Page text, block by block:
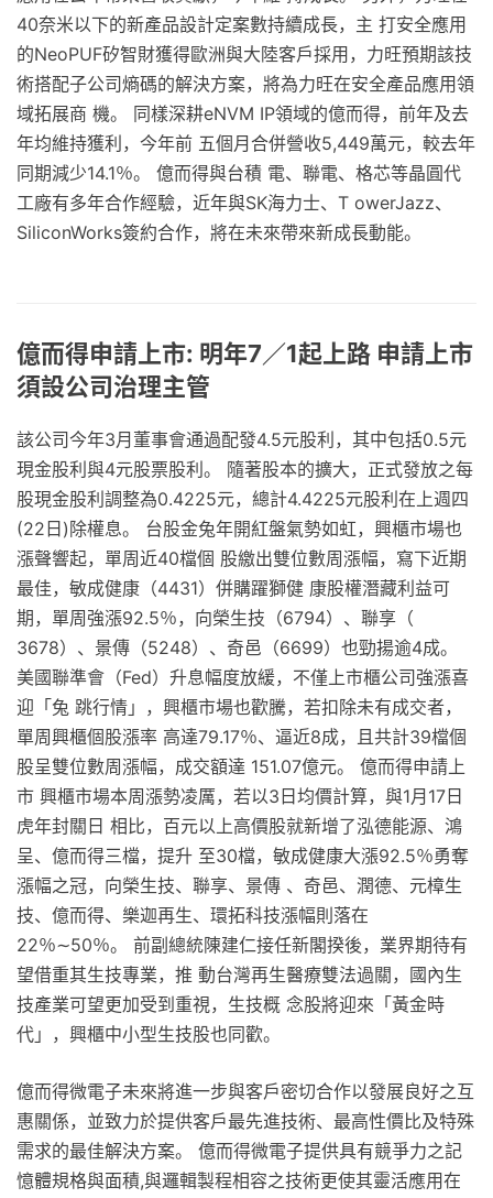
40奈米以下的新產品設計定案數持續成長，主 打安全應用
的NeoPUF矽智財獲得歐洲與大陸客戶採用，力旺預期該技
術搭配子公司熵碼的解決方案，將為力旺在安全產品應用領
域拓展商 機。 同樣深耕eNVM IP領域的億而得，前年及去
年均維持獲利，今年前 五個月合併營收5,449萬元，較去年
同期減少14.1％。 億而得與台積 電、聯電、格芯等晶圓代
工廠有多年合作經驗，近年與SK海力士、T owerJazz、
SiliconWorks簽約合作，將在未來帶來新成長動能。
億而得申請上市: 明年7／1起上路 申請上市
須設公司治理主管
該公司今年3月董事會通過配發4.5元股利，其中包括0.5元
現金股利與4元股票股利。 隨著股本的擴大，正式發放之每
股現金股利調整為0.4225元，總計4.4225元股利在上週四
(22日)除權息。 台股金兔年開紅盤氣勢如虹，興櫃市場也
漲聲響起，單周近40檔個 股繳出雙位數周漲幅，寫下近期
最佳，敏成健康（4431）併購躍獅健 康股權潛藏利益可
期，單周強漲92.5％，向榮生技（6794）、聯享（
3678）、景傳（5248）、奇邑（6699）也勁揚逾4成。
美國聯準會（Fed）升息幅度放緩，不僅上市櫃公司強漲喜
迎「兔 跳行情」，興櫃市場也歡騰，若扣除未有成交者，
單周興櫃個股漲率 高達79.17％、逼近8成，且共計39檔個
股呈雙位數周漲幅，成交額達 151.07億元。 億而得申請上
市 興櫃市場本周漲勢凌厲，若以3日均價計算，與1月17日
虎年封關日 相比，百元以上高價股就新增了泓德能源、鴻
呈、億而得三檔，提升 至30檔，敏成健康大漲92.5％勇奪
漲幅之冠，向榮生技、聯享、景傳 、奇邑、潤德、元樟生
技、億而得、樂迦再生、環拓科技漲幅則落在
22％∼50％。 前副總統陳建仁接任新閣揆後，業界期待有
望借重其生技專業，推 動台灣再生醫療雙法過關，國內生
技產業可望更加受到重視，生技概 念股將迎來「黃金時
代」，興櫃中小型生技股也同歡。
億而得微電子未來將進一步與客戶密切合作以發展良好之互
惠關係，並致力於提供客戶最先進技術、最高性價比及特殊
需求的最佳解決方案。 億而得微電子提供具有競爭力之記
憶體規格與面積,與邏輯製程相容之技術更使其靈活應用在